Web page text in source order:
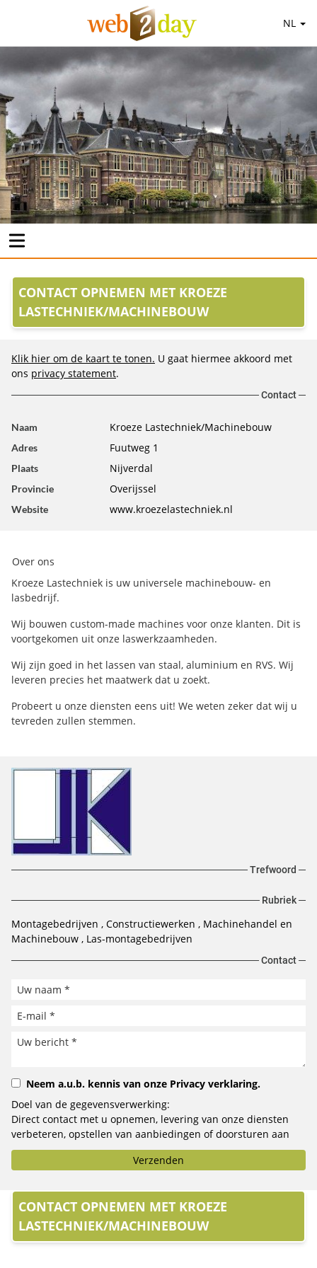
NL
CONTACT OPNEMEN MET KROEZE
LASTECHNIEK/MACHINEBOUW
Klik hier om de kaart te tonen. U gaat hiermee akkoord met
ons privacy statement.
Contact
Naam Kroeze Lastechniek/Machinebouw
Adres Fuutweg 1
Plaats Nijverdal
Provincie Overijssel
Website www.kroezelastechniek.nl
Over ons
Kroeze Lastechniek is uw universele machinebouw- en
lasbedrijf.
Wij bouwen custom-made machines voor onze klanten. Dit is
voortgekomen uit onze laswerkzaamheden.
Wij zijn goed in het lassen van staal, aluminium en RVS. Wij
leveren precies het maatwerk dat u zoekt.
Probeert u onze diensten eens uit! We weten zeker dat wij u
tevreden zullen stemmen.
Trefwoord
Rubriek
Montagebedrijven Constructiewerken
Machinehandel en
Machinebouw
Las-montagebedrijven
Contact
Neem a.u.b. kennis van onze Privacy verklaring.
Doel van de gegevensverwerking:
Direct contact met u opnemen, levering van onze diensten
verbeteren, opstellen van aanbiedingen of doorsturen aan
het door u geselecteerde bedrijf.
Verzenden
CONTACT OPNEMEN MET KROEZE
LASTECHNIEK/MACHINEBOUW